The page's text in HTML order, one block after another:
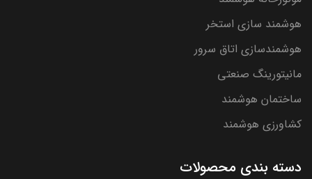
هوشمند سازی استخر
هوشمندسازی اتاق سرور
مانیتورینگ صنعتی
ساختمان هوشمند
کشاورزی هوشمند
دسته بندی محصولات